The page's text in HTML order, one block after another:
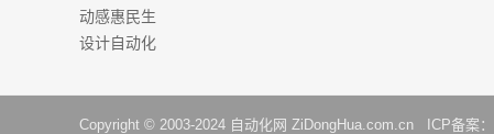
动感惠民生
设计自动化
Copyright © 2003-2024 自动化网 ZiDongHua.com.cn ICP备案：